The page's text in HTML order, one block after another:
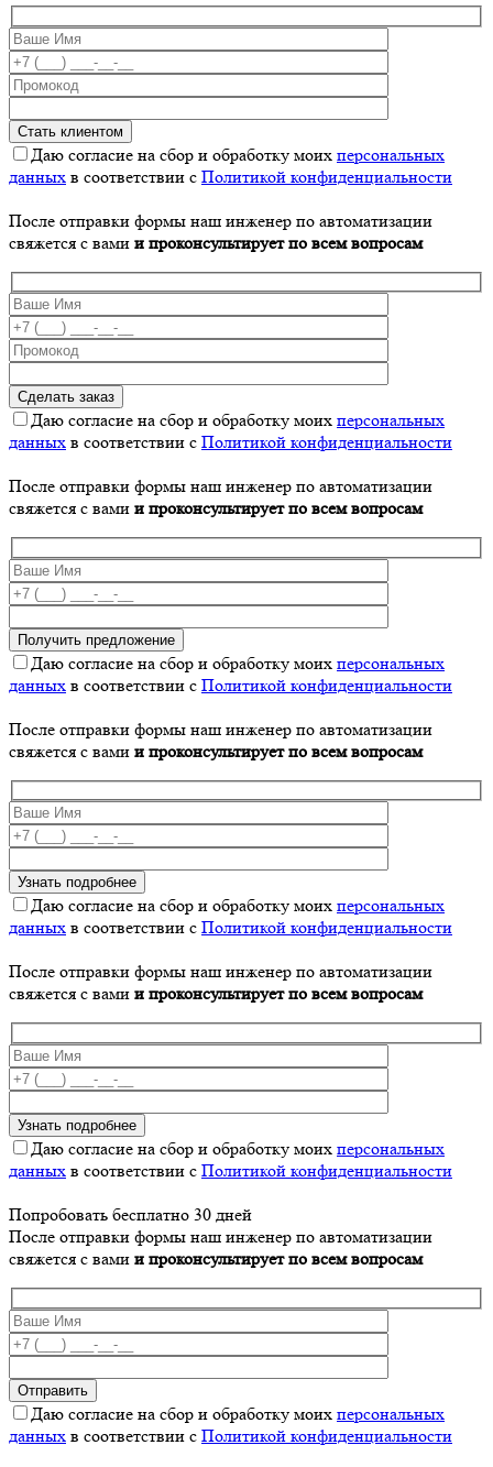
Даю согласие на сбор и обработку моих персональных
данных в соответствии с Политикой конфиденциальности
После отправки формы наш инженер по автоматизации
свяжется с вами и проконсультирует по всем вопросам
Даю согласие на сбор и обработку моих персональных
данных в соответствии с Политикой конфиденциальности
После отправки формы наш инженер по автоматизации
свяжется с вами и проконсультирует по всем вопросам
Даю согласие на сбор и обработку моих персональных
данных в соответствии с Политикой конфиденциальности
После отправки формы наш инженер по автоматизации
свяжется с вами и проконсультирует по всем вопросам
Даю согласие на сбор и обработку моих персональных
данных в соответствии с Политикой конфиденциальности
После отправки формы наш инженер по автоматизации
свяжется с вами и проконсультирует по всем вопросам
Даю согласие на сбор и обработку моих персональных
данных в соответствии с Политикой конфиденциальности
Попробовать бесплатно 30 дней
После отправки формы наш инженер по автоматизации
свяжется с вами и проконсультирует по всем вопросам
Даю согласие на сбор и обработку моих персональных
данных в соответствии с Политикой конфиденциальности